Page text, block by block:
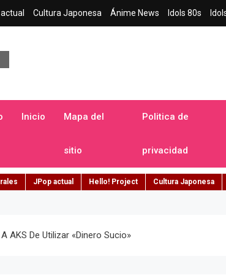
Cultura Japonesa Ánime News Idols 80s
Inicio Mapa del
sitio
Politica de
privacidad
JPop actual Hello! Project Cultura Japonesa
AKS De Utilizar «dinero Sucio»